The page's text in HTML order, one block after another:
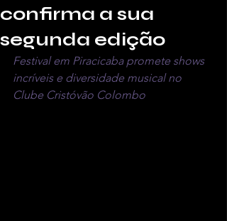
confirma a sua
segunda edição
Festival em Piracicaba promete shows
incríveis e diversidade musical no
Clube Cristóvão Colombo